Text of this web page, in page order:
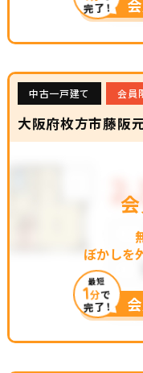
完了！
中古一戸建て 会員
大阪府枚方市藤阪
ぼかしを
最短
1分で
完了！